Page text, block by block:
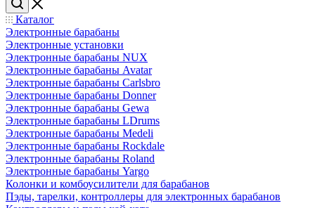
Каталог
Электронные барабаны
Электронные установки
Электронные барабаны NUX
Электронные барабаны Avatar
Электронные барабаны Carlsbro
Электронные барабаны Donner
Электронные барабаны Gewa
Электронные барабаны LDrums
Электронные барабаны Medeli
Электронные барабаны Rockdale
Электронные барабаны Roland
Электронные барабаны Yargo
Колонки и комбоусилители для барабанов
Пэды, тарелки, контроллеры для электронных барабанов